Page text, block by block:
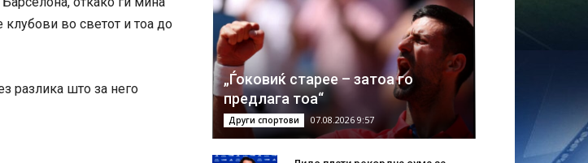
во светот и тоа до
разлика што за него
„Ѓоковиќ старее – затоа го
предлага тоа“
Други спортови 07.08.2026 9:57